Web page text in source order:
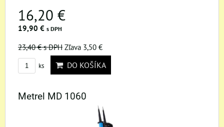
16,20 €
19,90 € s DPH
23,40 €s DPH Zľava 3,50 €
ks DO KOŠÍKA
Metrel MD 1060